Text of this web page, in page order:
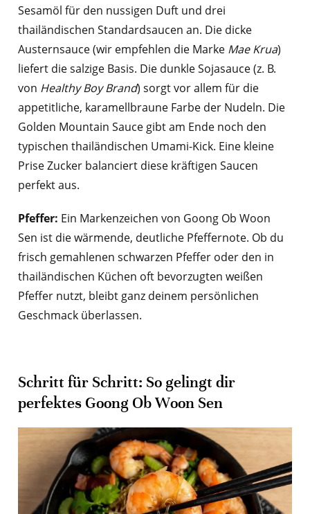
Sesamöl für den nussigen Duft und drei
thailändischen Standardsaucen an. Die dicke
Austernsauce (wir empfehlen die Marke Mae Krua)
liefert die salzige Basis. Die dunkle Sojasauce (z. B.
von Healthy Boy Brand) sorgt vor allem für die
appetitliche, karamellbraune Farbe der Nudeln. Die
Golden Mountain Sauce gibt am Ende noch den
typischen thailändischen Umami-Kick. Eine kleine
Prise Zucker balanciert diese kräftigen Saucen
perfekt aus.
Pfeffer: Ein Markenzeichen von Goong Ob Woon
Sen ist die wärmende, deutliche Pfeffernote. Ob du
frisch gemahlenen schwarzen Pfeffer oder den in
thailändischen Küchen oft bevorzugten weißen
Pfeffer nutzt, bleibt ganz deinem persönlichen
Geschmack überlassen.
Schritt für Schritt: So gelingt dir
perfektes Goong Ob Woon Sen